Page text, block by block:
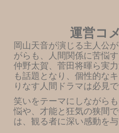
運営コ
岡山天音が演じる主人公
がらも、人間関係に苦悩
仲野太賀、菅田将暉ら実
も話題となり、個性的な
りなす人間ドラマは必見で
笑いをテーマにしながら
悩や、才能と狂気の狭間
は、観る者に深い感動を与